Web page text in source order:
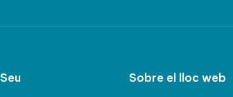
Sobre el lloc web